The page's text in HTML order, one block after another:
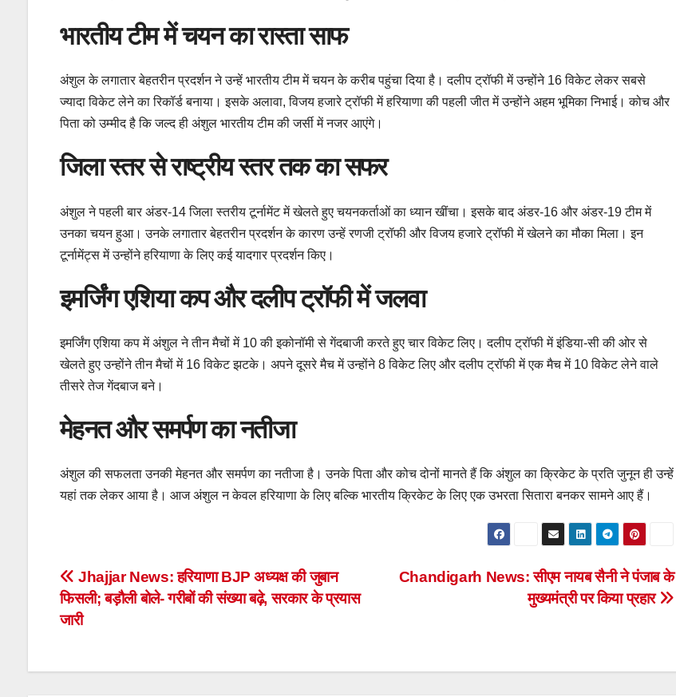
भारतीय टीम में चयन का रास्ता साफ
अंशुल के लगातार बेहतरीन प्रदर्शन ने उन्हें भारतीय टीम में चयन के करीब पहुंचा दिया है। दलीप ट्रॉफी में उन्होंने 16 विकेट लेकर सबसे
ज्यादा विकेट लेने का रिकॉर्ड बनाया। इसके अलावा, विजय हजारे ट्रॉफी में हरियाणा की पहली जीत में उन्होंने अहम भूमिका निभाई। कोच और
पिता को उम्मीद है कि जल्द ही अंशुल भारतीय टीम की जर्सी में नजर आएंगे।
जिला स्तर से राष्ट्रीय स्तर तक का सफर
अंशुल ने पहली बार अंडर-14 जिला स्तरीय टूर्नामेंट में खेलते हुए चयनकर्ताओं का ध्यान खींचा। इसके बाद अंडर-16 और अंडर-19 टीम में
उनका चयन हुआ। उनके लगातार बेहतरीन प्रदर्शन के कारण उन्हें रणजी ट्रॉफी और विजय हजारे ट्रॉफी में खेलने का मौका मिला। इन
टूर्नामेंट्स में उन्होंने हरियाणा के लिए कई यादगार प्रदर्शन किए।
इमर्जिंग एशिया कप और दलीप ट्रॉफी में जलवा
इमर्जिंग एशिया कप में अंशुल ने तीन मैचों में 10 की इकोनॉमी से गेंदबाजी करते हुए चार विकेट लिए। दलीप ट्रॉफी में इंडिया-सी की ओर से
खेलते हुए उन्होंने तीन मैचों में 16 विकेट झटके। अपने दूसरे मैच में उन्होंने 8 विकेट लिए और दलीप ट्रॉफी में एक मैच में 10 विकेट लेने वाले
तीसरे तेज गेंदबाज बने।
मेहनत और समर्पण का नतीजा
अंशुल की सफलता उनकी मेहनत और समर्पण का नतीजा है। उनके पिता और कोच दोनों मानते हैं कि अंशुल का क्रिकेट के प्रति जुनून ही उन्हें
यहां तक लेकर आया है। आज अंशुल न केवल हरियाणा के लिए बल्कि भारतीय क्रिकेट के लिए एक उभरता सितारा बनकर सामने आए हैं।
Post
navigation
Chandigarh News: सीएम नायब सैनी ने पंजाब के
मुख्यमंत्री पर किया प्रहार
Jhajjar News: हरियाणा BJP अध्यक्ष की जुबान
फिसली; बड़ौली बोले- गरीबों की संख्या बढ़े, सरकार के प्रयास
जारी